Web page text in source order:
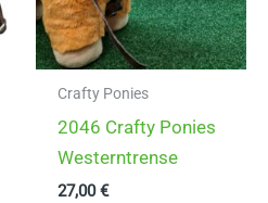
Crafty Ponies
2046 Crafty Ponies
Westerntrense
27,00€